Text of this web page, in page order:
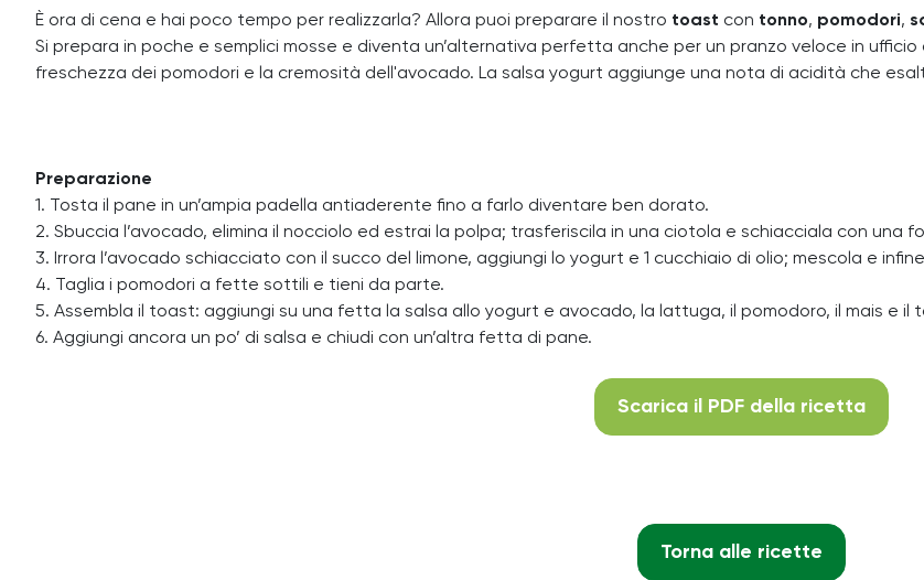
È ora di cena e hai poco tempo per realizzarla? Allora puoi preparare il nostro toast con tonno, pomodori,
Si prepara in poche e semplici mosse e diventa un’alternativa perfetta anche per un pranzo veloce in
freschezza dei pomodori e la cremosità dell'avocado. La salsa yogurt aggiunge una nota di acidità che
Preparazione
1. Tosta il pane in un’ampia padella antiaderente fino a farlo diventare ben dorato.
2. Sbuccia l’avocado, elimina il nocciolo ed estrai la polpa; trasferiscila in una ciotola e schiacciala con una
3. Irrora l’avocado schiacciato con il succo del limone, aggiungi lo yogurt e 1 cucchiaio di olio; mescola e
4. Taglia i pomodori a fette sottili e tieni da parte.
5. Assembla il toast: aggiungi su una fetta la salsa allo yogurt e avocado, la lattuga, il pomodoro, il mais e il
6. Aggiungi ancora un po’ di salsa e chiudi con un’altra fetta di pane.
Scarica il PDF della ricetta
Torna alle ricette